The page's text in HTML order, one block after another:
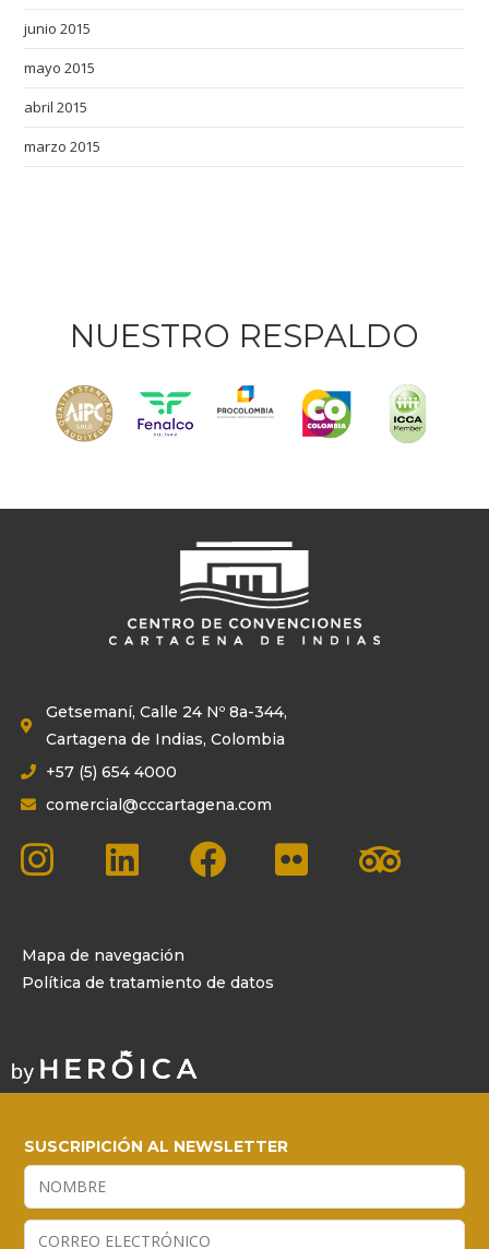
junio 2015
mayo 2015
abril 2015
marzo 2015
NUESTRO RESPALDO
Getsemaní, Calle 24 Nº 8a-344,
Cartagena de Indias, Colombia
+57 (5) 654 4000
comercial@cccartagena.com
Mapa de navegación
Política de tratamiento de datos
SUSCRIPICIÓN AL NEWSLETTER